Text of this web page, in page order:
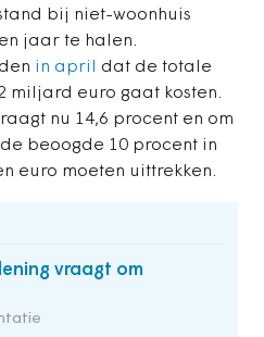
bij niet-woonhuis
jaar te halen.
in april
dat de totale
miljard euro gaat kosten.
nu 14,6 procent en om
beoogde 10 procent in
euro moeten uittrekken.
vraagt om